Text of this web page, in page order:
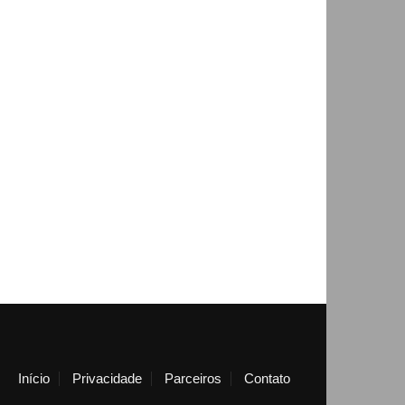
Início Privacidade Parceiros Contato